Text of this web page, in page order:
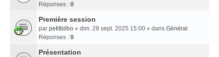
Réponses : 0
Première session
par petitbilbo » dim. 28 sept. 2025 15:00 » dans Général
Réponses : 0
Présentation